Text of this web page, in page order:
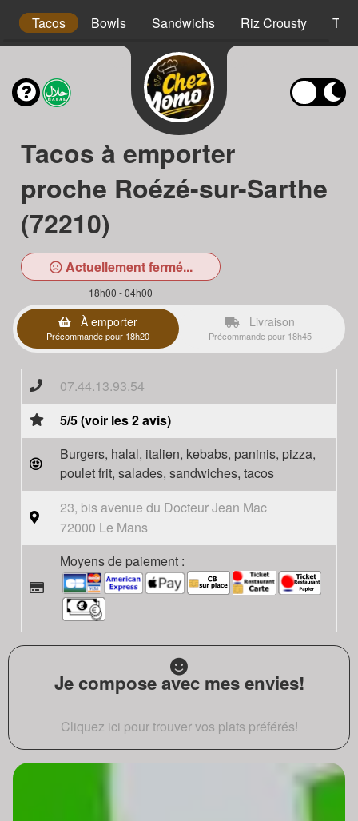
Tacos Bowls Sandwichs Riz Crousty Tex
Tacos à emporter
proche Roézé-sur-Sarthe
(72210)
Actuellement fermé...
18h00 - 04h00
À emporter
Précommande pour 18h20
Livraison
Précommande pour 18h45
07.44.13.93.54
5/5 (voir les 2 avis)
Burgers, halal, italien, kebabs, paninis, pizza,
poulet frit, salades, sandwiches, tacos
23, bis avenue du Docteur Jean Mac
72000 Le Mans
Moyens de paiement :
Je compose avec mes envies!
Cliquez ici pour trouver vos plats préférés!